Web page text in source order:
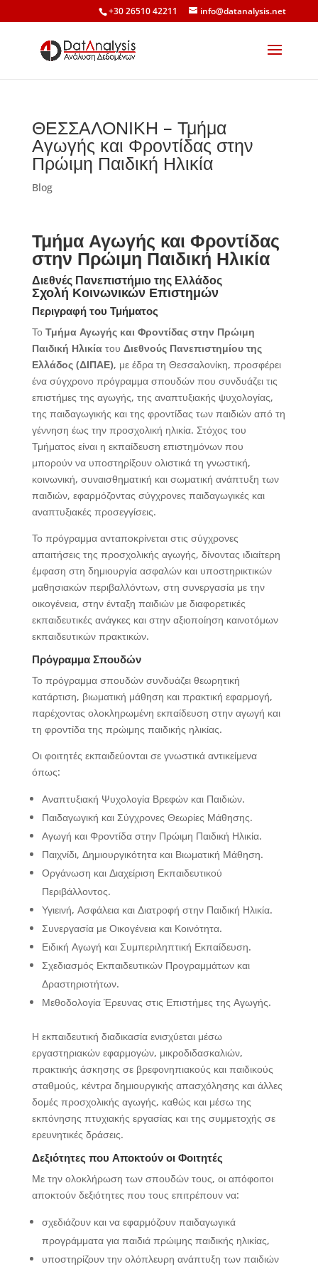
+30 26510 42211 info@datanalysis.net
ΘΕΣΣΑΛΟΝΙΚΗ – Τμήμα
Αγωγής και Φροντίδας στην
Πρώιμη Παιδική Ηλικία
Blog
Τμήμα Αγωγής και Φροντίδας
στην Πρώιμη Παιδική Ηλικία
Διεθνές Πανεπιστήμιο της Ελλάδος
Σχολή Κοινωνικών Επιστημών
Περιγραφή του Τμήματος
Το Τμήμα Αγωγής και Φροντίδας στην Πρώιμη
Παιδική Ηλικίατου Διεθνούς Πανεπιστημίου της
Ελλάδος (ΔΙΠΑΕ), με έδρα τη Θεσσαλονίκη, προσφέρει
ένα σύγχρονο πρόγραμμα σπουδών που συνδυάζει τις
επιστήμες της αγωγής, της αναπτυξιακής ψυχολογίας,
της παιδαγωγικής και της φροντίδας των παιδιών από τη
γέννηση έως την προσχολική ηλικία. Στόχος του
Τμήματος είναι η εκπαίδευση επιστημόνων που
μπορούν να υποστηρίξουν ολιστικά τη γνωστική,
κοινωνική, συναισθηματική και σωματική ανάπτυξη των
παιδιών, εφαρμόζοντας σύγχρονες παιδαγωγικές και
αναπτυξιακές προσεγγίσεις.
Το πρόγραμμα ανταποκρίνεται στις σύγχρονες
απαιτήσεις της προσχολικής αγωγής, δίνοντας ιδιαίτερη
έμφαση στη δημιουργία ασφαλών και υποστηρικτικών
μαθησιακών περιβαλλόντων, στη συνεργασία με την
οικογένεια, στην ένταξη παιδιών με διαφορετικές
εκπαιδευτικές ανάγκες και στην αξιοποίηση καινοτόμων
εκπαιδευτικών πρακτικών.
Πρόγραμμα Σπουδών
Το πρόγραμμα σπουδών συνδυάζει θεωρητική
κατάρτιση, βιωματική μάθηση και πρακτική εφαρμογή,
παρέχοντας ολοκληρωμένη εκπαίδευση στην αγωγή και
τη φροντίδα της πρώιμης παιδικής ηλικίας.
Οι φοιτητές εκπαιδεύονται σε γνωστικά αντικείμενα
όπως:
Αναπτυξιακή Ψυχολογία Βρεφών και Παιδιών.
Παιδαγωγική και Σύγχρονες Θεωρίες Μάθησης.
Αγωγή και Φροντίδα στην Πρώιμη Παιδική Ηλικία.
Παιχνίδι, Δημιουργικότητα και Βιωματική Μάθηση.
Οργάνωση και Διαχείριση Εκπαιδευτικού
Περιβάλλοντος.
Υγιεινή, Ασφάλεια και Διατροφή στην Παιδική Ηλικία.
Συνεργασία με Οικογένεια και Κοινότητα.
Ειδική Αγωγή και Συμπεριληπτική Εκπαίδευση.
Σχεδιασμός Εκπαιδευτικών Προγραμμάτων και
Δραστηριοτήτων.
Μεθοδολογία Έρευνας στις Επιστήμες της Αγωγής.
Η εκπαιδευτική διαδικασία ενισχύεται μέσω
εργαστηριακών εφαρμογών, μικροδιδασκαλιών,
πρακτικής άσκησης σε βρεφονηπιακούς και παιδικούς
σταθμούς, κέντρα δημιουργικής απασχόλησης και άλλες
δομές προσχολικής αγωγής, καθώς και μέσω της
εκπόνησης πτυχιακής εργασίας και της συμμετοχής σε
ερευνητικές δράσεις.
Δεξιότητες που Αποκτούν οι Φοιτητές
Με την ολοκλήρωση των σπουδών τους, οι απόφοιτοι
αποκτούν δεξιότητες που τους επιτρέπουν να:
σχεδιάζουν και να εφαρμόζουν παιδαγωγικά
προγράμματα για παιδιά πρώιμης παιδικής ηλικίας,
υποστηρίζουν την ολόπλευρη ανάπτυξη των παιδιών